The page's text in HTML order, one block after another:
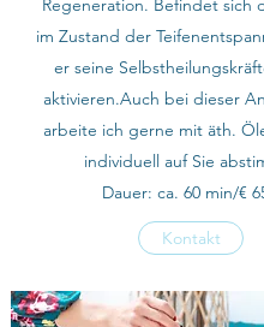
Regeneration. Befindet sich
im Zustand der
er seine
aktivieren.Auch bei dieser
arbeite ich gerne mit äth.
individuell auf Sie
Dauer: ca. 60 min/€
Kontakt